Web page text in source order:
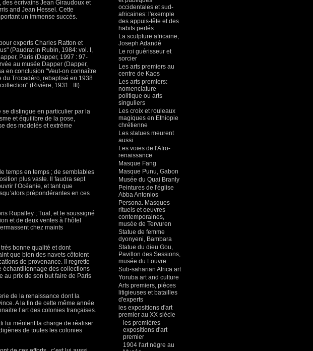
des écrivains Jean Giraudoux et
and Jean Hessel. Cette
un immense succès.
experts Charles Ratton et
(Paudrat in Rubin, 1984: vol. I,
Paris (Dapper, 1997 : 97-
au musée Dapper (Dapper,
en conclusion "Veut-on connaître
du Trocadéro, rebaptisé en 1938
(Rivière, 1931 : III).
se distingue en particulier par la
et équilibre de la pose,
des modelés et extrême
temps en temps ; de semblables
plus vaste. Il faudra sept
l’Océanie, et tant que
prépondérantes en ces
Rupalley ; Tual, et le soussigné
et de deux ventes à l’hôtel
chez maints
bonne qualité et dont
que bien des navets côtoient
de provenance. Il regrette
échantillonnage des collections
au prix de son but faire de Paris
de la renaissance dont la
A la fin de cette même année
l’art des colonies françaises.
lui méritent la charge de réaliser
de toutes les colonies
occidentales et sud-
africaines: l'exemple
des appuis-tête et des
habits perlés
La sculpture africaine,
Joseph Adandé
Le roi guérisseur et
sorcier
Les arts premiers au
centre de Kaos
Les arts premiers:
nomenclature
politique ou arts
singuliers
Les croix et rouleaux
magiques en Ethiopie
chrétienne
Les statues meurent
aussi
Les voies de l'Afro-
renaissance
Masque Fang
Masque Punu, Gabon
Musée du Quai Branly
Peintures de l'église
Abba Antonios
Persona. Masques
rituels et oeuvres
contemporaines,
musée de Tervuren
Statue de femme
dyonyeni, Bambara
Statue du dieu Gou,
Pavillon des Sessions,
musée du Louvre
Sub-saharian Africa art
Yoruba art and culture
Arts premiers, pièces
litigieuses et batailles
d'experts
les expositions d'art
premier au XX siècle
les premières
expositions d'art
premier
1904 l'art nègre au